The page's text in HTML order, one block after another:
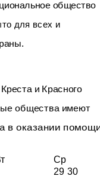
общество
для всех и
и Красного
общества имеют
в оказании
Ср
29 30